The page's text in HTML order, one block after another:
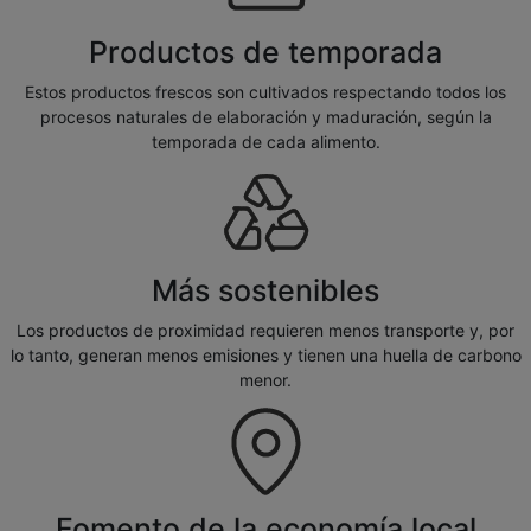
Productos de temporada
Estos productos frescos son cultivados respectando todos los
procesos naturales de elaboración y maduración, según la
temporada de cada alimento.
Más sostenibles
Los productos de proximidad requieren menos transporte y, por
lo tanto, generan menos emisiones y tienen una huella de carbono
menor.